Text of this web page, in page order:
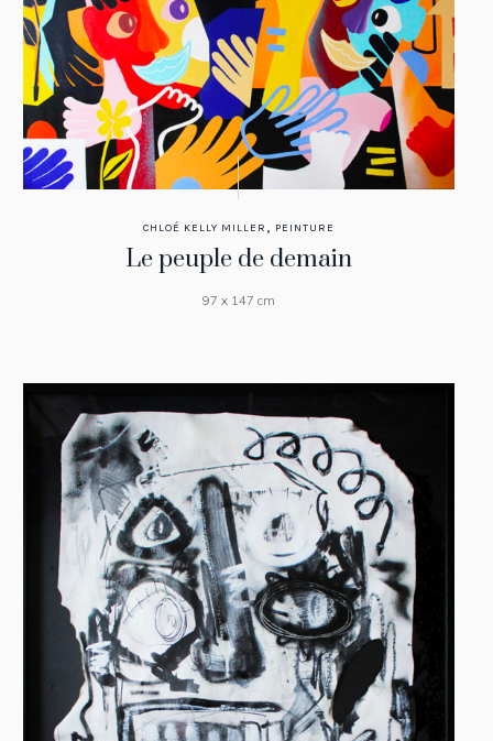
CHLOÉ KELLY MILLER , PEINTURE
Le peuple de demain
97 x 147 cm